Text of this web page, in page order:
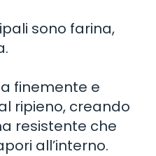
sono farina,
finemente e
ripieno, creando
resistente che
all’interno.